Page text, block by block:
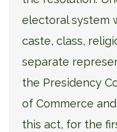
electoral system
caste, class,
separate
the Presidency
of Commerce
this act, for the